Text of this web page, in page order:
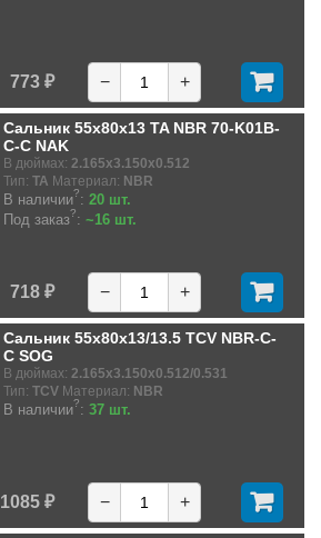
773 ₽ − +
Сальник 55x80x13 TA NBR 70-K01B-
C-C NAK
В дюймах: 2.165x3.150x0.512
Тип: TA Материал: NBR
В наличии?: 20 шт.
Под заказ?: ~16 шт.
718 ₽ − +
Сальник 55x80x13/13.5 TCV NBR-C-
C SOG
В дюймах: 2.165x3.150x0.512/0.531
Тип: TCV Материал: NBR
В наличии?: 37 шт.
1085 ₽ − +